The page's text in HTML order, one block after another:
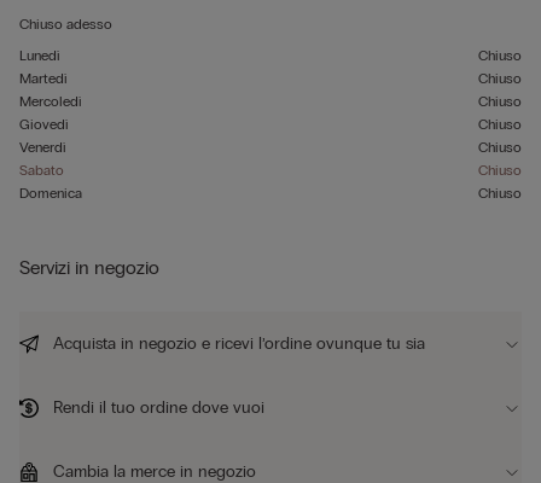
Chiuso adesso
Lunedì
Chiuso
Martedì
Chiuso
Mercoledì
Chiuso
Giovedì
Chiuso
Venerdì
Chiuso
Sabato
Chiuso
Domenica
Chiuso
Servizi in negozio
Acquista in negozio e ricevi l’ordine ovunque tu sia
Rendi il tuo ordine dove vuoi
Cambia la merce in negozio